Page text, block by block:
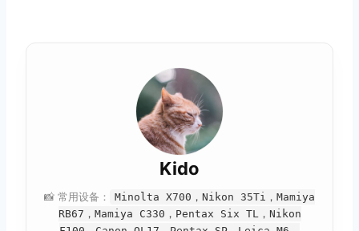
Kido
📸 常用设备：
Minolta X700，Nikon 35Ti，Mamiya
RB67，Mamiya C330，Pentax Six TL，Nikon